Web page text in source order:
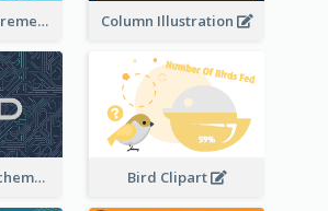
Column Measurement clipart Column Illustration
Loading Bar Schematic Diagram Bird Clipart